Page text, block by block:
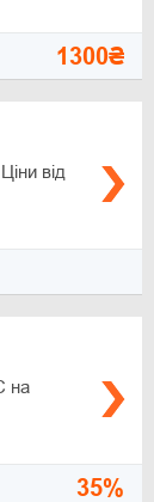
1300₴
від
на
35%